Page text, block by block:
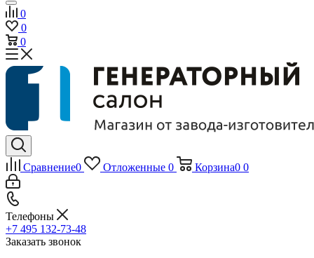
0
0
0
Сравнение0 Отложенные 0 Корзина0 0
Телефоны
+7 495 132-73-48
Заказать звонок